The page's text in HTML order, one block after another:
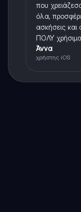
που
όλα,
ασκήσεις
ΠΟΛΥ
Άννα
χρήστης iOS